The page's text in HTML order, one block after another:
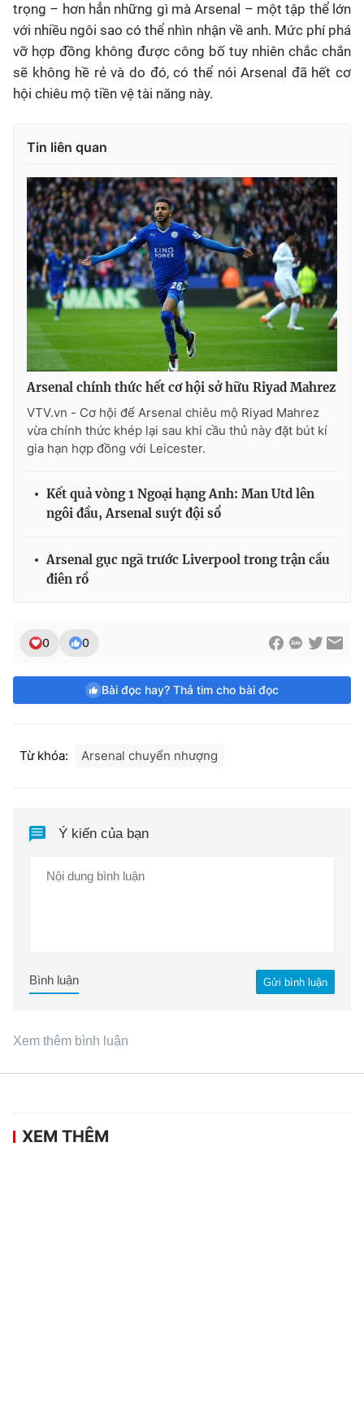
trọng – hơn hẳn những gì mà Arsenal – một tập thể lớn
với nhiều ngôi sao có thể nhìn nhận về anh. Mức phí phá
vỡ hợp đồng không được công bố tuy nhiên chắc chắn
sẽ không hề rẻ và do đó, có thể nói Arsenal đã hết cơ
hội chiêu mộ tiền vệ tài năng này.
Tin liên quan
Arsenal chính thức hết cơ hội sở hữu Riyad Mahrez
VTV.vn - Cơ hội để Arsenal chiêu mộ Riyad Mahrez
vừa chính thức khép lại sau khi cầu thủ này đặt bút kí
gia hạn hợp đồng với Leicester.
Kết quả vòng 1 Ngoại hạng Anh: Man Utd lên
ngôi đầu, Arsenal suýt đội sổ
Arsenal gục ngã trước Liverpool trong trận cầu
điên rồ
0 0
Bài đọc hay? Thả tim cho bài đọc
Từ khóa: Arsenal chuyển nhượng
Ý kiến của bạn
Gửi bình luận
Bình luận
Xem thêm bình luận
XEM THÊM